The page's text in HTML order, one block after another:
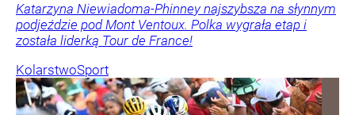
Katarzyna Niewiadoma-Phinney najszybsza na słynnym
podjeździe pod Mont Ventoux. Polka wygrała etap i
została liderką Tour de France!
KolarstwoSport